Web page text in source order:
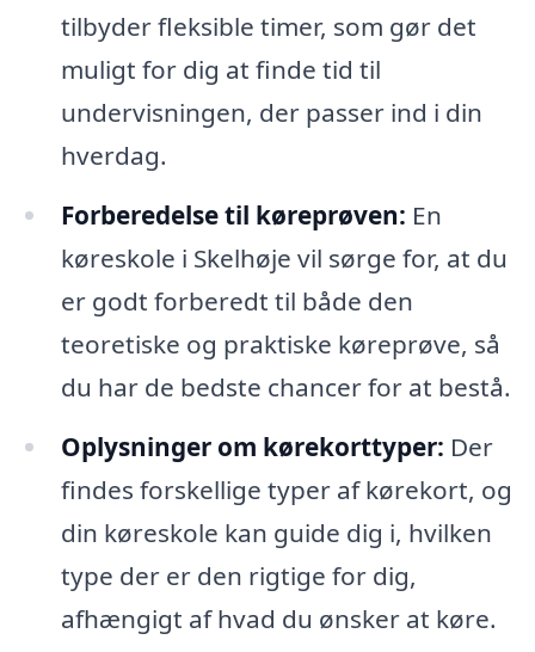
tilbyder fleksible timer, som gør det
muligt for dig at finde tid til
undervisningen, der passer ind i din
hverdag.
Forberedelse til køreprøven: En
køreskole i Skelhøje vil sørge for, at du
er godt forberedt til både den
teoretiske og praktiske køreprøve, så
du har de bedste chancer for at bestå.
Oplysninger om kørekorttyper: Der
findes forskellige typer af kørekort, og
din køreskole kan guide dig i, hvilken
type der er den rigtige for dig,
afhængigt af hvad du ønsker at køre.